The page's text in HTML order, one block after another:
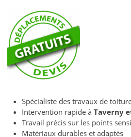
Spécialiste des travaux de
Intervention rapide à Taverny
Travail précis sur les points
Matériaux durables et adaptés